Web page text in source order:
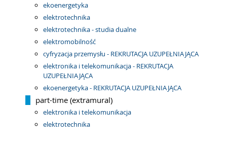
ekoenergetyka
elektrotechnika
elektrotechnika - studia dualne
elektromobilność
cyfryzacja przemysłu - REKRUTACJA UZUPEŁNIAJĄCA
elektronika i telekomunikacja - REKRUTACJA
UZUPEŁNIAJĄCA
ekoenergetyka - REKRUTACJA UZUPEŁNIAJĄCA
part-time (extramural)
elektronika i telekomunikacja
elektrotechnika